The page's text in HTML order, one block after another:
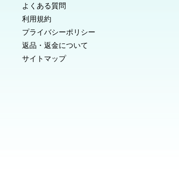
よくある質問
利用規約
プライバシーポリシー
返品・返金について
サイトマップ